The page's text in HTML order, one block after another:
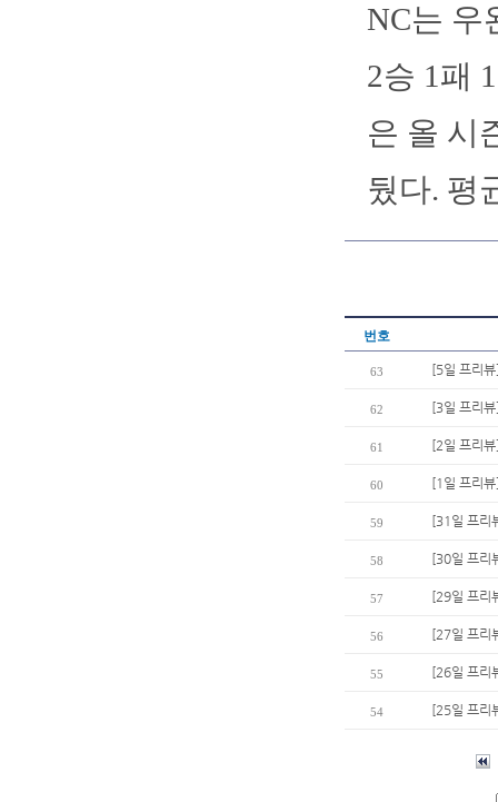
NC는 우
2승 1패
은 올 시
뒀다. 평
번호
63 [5일 프리
62 [3일 프리
61 [2일 프리
60 [1일 프리
59 [31일 프리
58 [30일 프리
57 [29일 프리
56 [27일 프리
55 [26일 프리
54 [25일 프리